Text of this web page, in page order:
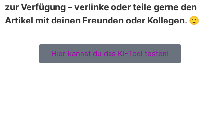
zur Verfügung – verlinke oder teile gerne den
Artikel mit deinen Freunden oder Kollegen. 🙂
Hier kannst du das KI-Tool testen!